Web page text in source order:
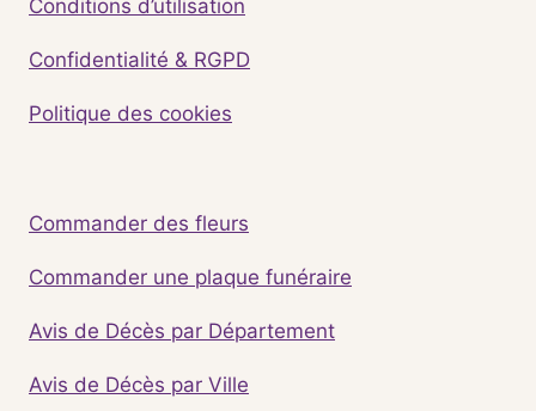
Conditions d’utilisation
Confidentialité & RGPD
Politique des cookies
Commander des fleurs
Commander une plaque funéraire
Avis de Décès par Département
Avis de Décès par Ville